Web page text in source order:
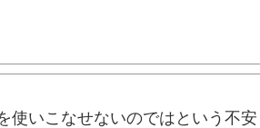
使いこなせないのではという不安